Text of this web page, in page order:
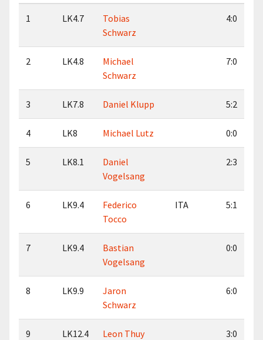
1 LK4.7
Tobias
Schwarz
4:0
2 LK4.8
Michael
Schwarz
7:0
3 LK7.8 Daniel Klupp 5:2
4 LK8 Michael Lutz 0:0
5 LK8.1
Daniel
Vogelsang
2:3
6 LK9.4
Federico
Tocco
ITA 5:1
7 LK9.4
Bastian
Vogelsang
0:0
8 LK9.9
Jaron
Schwarz
6:0
9 LK12.4 Leon Thuy 3:0